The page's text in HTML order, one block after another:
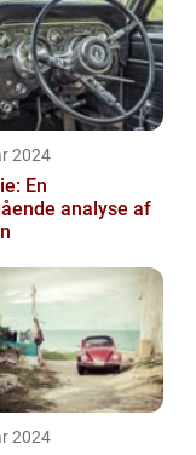
2024
En
analyse af
2024